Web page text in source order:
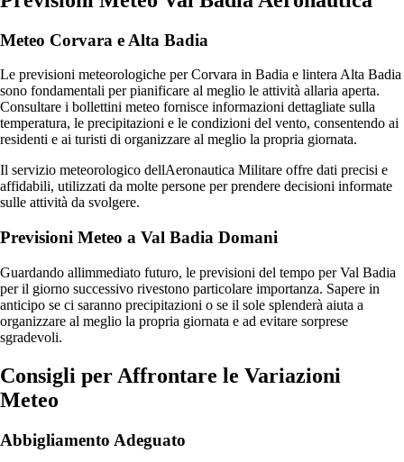
Meteo Corvara e Alta Badia
Le previsioni meteorologiche per Corvara in Badia e lintera Alta Badia
sono fondamentali per pianificare al meglio le attività allaria aperta.
Consultare i bollettini meteo fornisce informazioni dettagliate sulla
temperatura, le precipitazioni e le condizioni del vento, consentendo ai
residenti e ai turisti di organizzare al meglio la propria giornata.
Il servizio meteorologico dellAeronautica Militare offre dati precisi e
affidabili, utilizzati da molte persone per prendere decisioni informate
sulle attività da svolgere.
Previsioni Meteo a Val Badia Domani
Guardando allimmediato futuro, le previsioni del tempo per Val Badia
per il giorno successivo rivestono particolare importanza. Sapere in
anticipo se ci saranno precipitazioni o se il sole splenderà aiuta a
organizzare al meglio la propria giornata e ad evitare sorprese
sgradevoli.
Consigli per Affrontare le Variazioni
Meteo
Abbigliamento Adeguato